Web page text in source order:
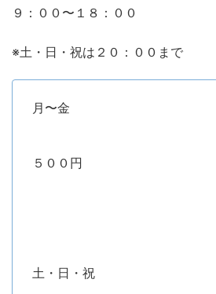
９：００〜１８：００
※土・日・祝は２０：００まで
月〜金
５００円
土・日・祝